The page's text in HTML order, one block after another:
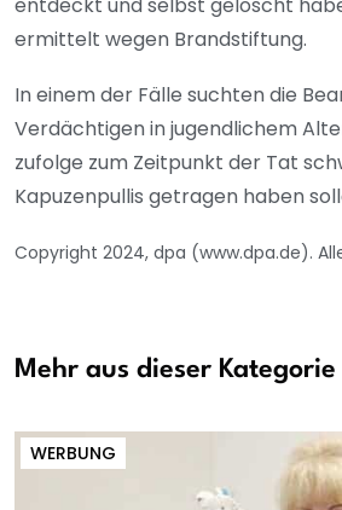
ermittelt wegen Brandstiftung.
In einem der Fälle suchten die
Verdächtigen in jugendlichem
zufolge zum Zeitpunkt der Tat
Kapuzenpullis getragen haben
Copyright 2024, dpa (www.dpa.de).
Mehr aus dieser Kategorie
WERBUNG